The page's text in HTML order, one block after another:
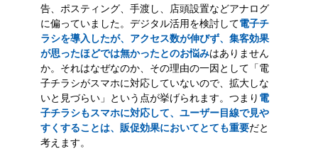
告、ポスティング、手渡し、店頭設置などアナログ
に偏っていました。デジタル活用を検討して電子チ
ラシを導入したが、アクセス数が伸びず、集客効果
が思ったほどでは無かったとのお悩みはありません
か。それはなぜなのか、その理由の一因として「電
子チラシがスマホに対応していないので、拡大しな
いと見づらい」という点が挙げられます。つまり 電
子チラシもスマホに対応して、ユーザー目線で見や
すくすることは、販促効果においてとても重要だと
考えます。